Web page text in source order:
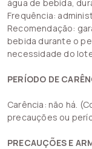
água de bebida,
Frequência:
Recomendação:
bebida durante o
necessidade do
PERÍODO DE
Carência: não há.
precauções ou
PRECAUÇÕES E